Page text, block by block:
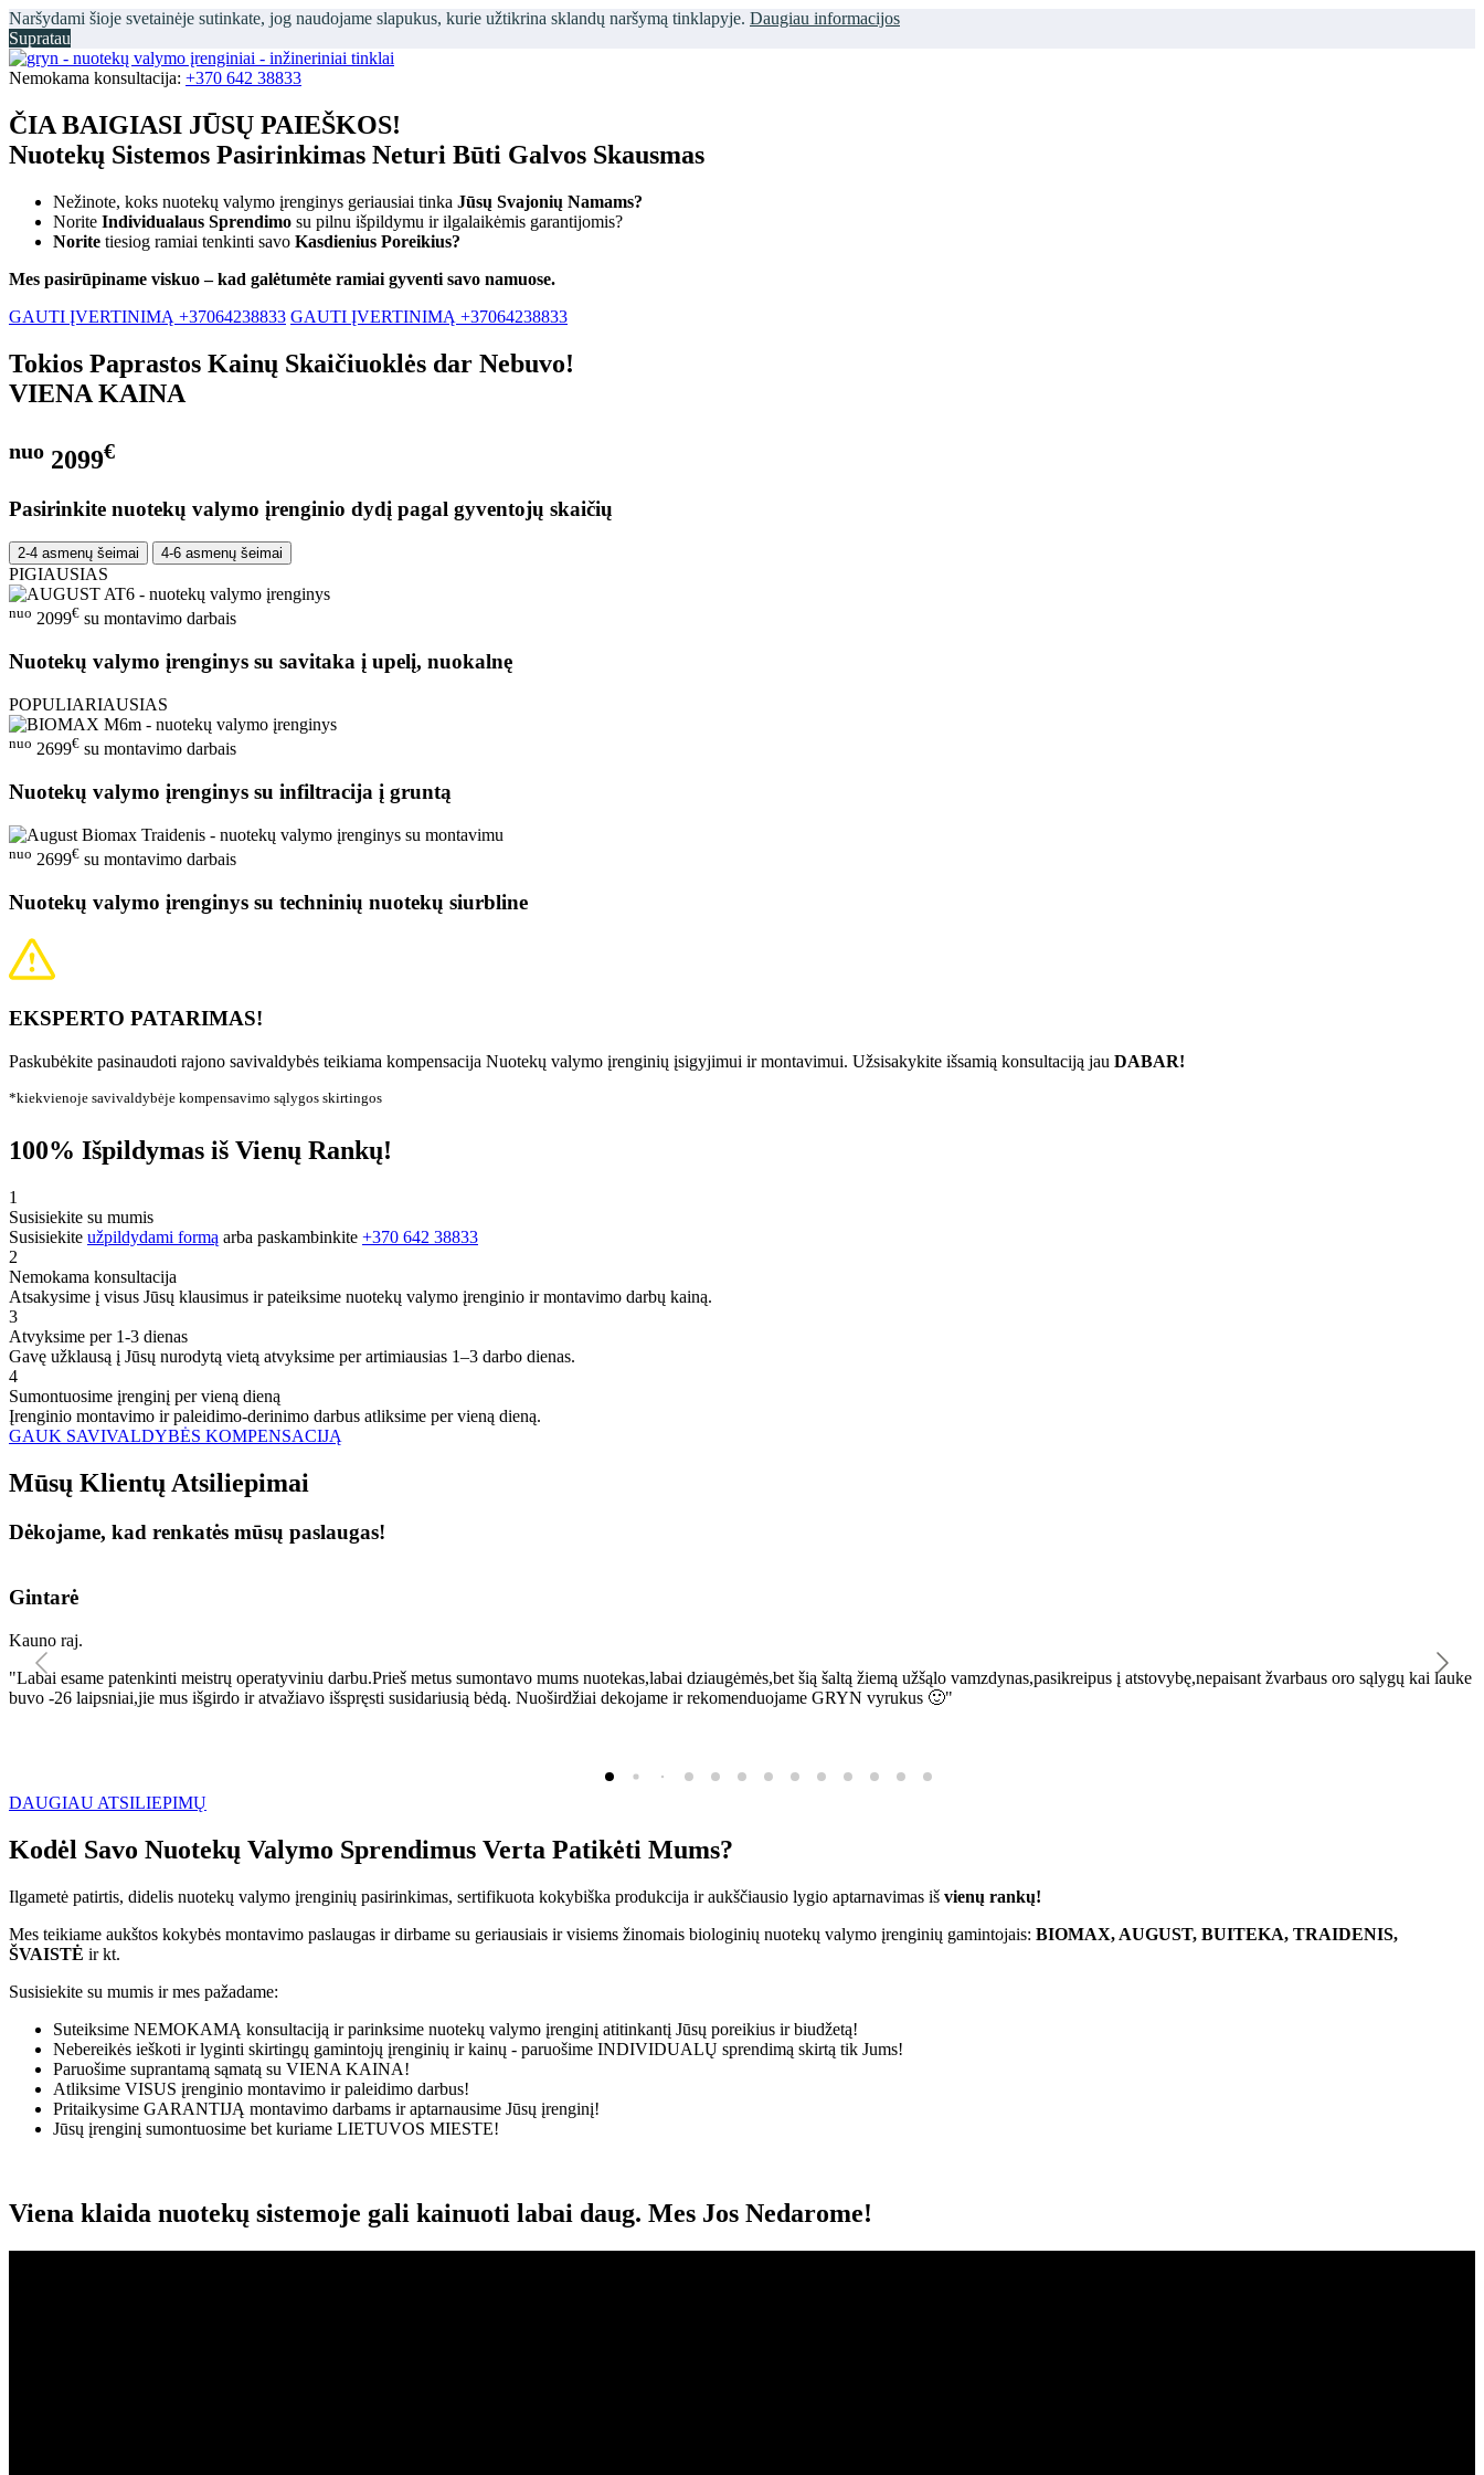
Naršydami šioje svetainėje sutinkate, jog naudojame slapukus, kurie užtikrina sklandų naršymą tinklapyje. Daugiau informacijos
Supratau
Nemokama konsultacija: +370 642 38833
ČIA BAIGIASI JŪSŲ PAIEŠKOS!
Nuotekų Sistemos Pasirinkimas Neturi Būti Galvos Skausmas
Nežinote, koks nuotekų valymo įrenginys geriausiai tinka Jūsų Svajonių Namams?
Norite Individualaus Sprendimo su pilnu išpildymu ir ilgalaikėmis garantijomis?
Norite tiesiog ramiai tenkinti savo Kasdienius Poreikius?
Mes pasirūpiname viskuo – kad galėtumėte ramiai gyventi savo namuose.
GAUTI ĮVERTINIMĄ +37064238833 GAUTI ĮVERTINIMĄ +37064238833
Tokios Paprastos Kainų Skaičiuoklės dar Nebuvo!
VIENA KAINA
nuo 2099€
Pasirinkite nuotekų valymo įrenginio dydį pagal gyventojų skaičių
2-4 asmenų šeimai 4-6 asmenų šeimai
PIGIAUSIAS
nuo 2099€ su montavimo darbais
Nuotekų valymo įrenginys su savitaka į upelį, nuokalnę
POPULIARIAUSIAS
nuo 2699€ su montavimo darbais
Nuotekų valymo įrenginys su infiltracija į gruntą
nuo 2699€ su montavimo darbais
Nuotekų valymo įrenginys su techninių nuotekų siurbline
EKSPERTO PATARIMAS!
Paskubėkite pasinaudoti rajono savivaldybės teikiama kompensacija Nuotekų valymo įrenginių įsigyjimui ir montavimui. Užsisakykite išsamią konsultaciją jau DABAR!
*kiekvienoje savivaldybėje kompensavimo sąlygos skirtingos
100% Išpildymas iš Vienų Rankų!
1
Susisiekite su mumis
Susisiekite užpildydami formą arba paskambinkite +370 642 38833
2
Nemokama konsultacija
Atsakysime į visus Jūsų klausimus ir pateiksime nuotekų valymo įrenginio ir montavimo darbų kainą.
3
Atvyksime per 1-3 dienas
Gavę užklausą į Jūsų nurodytą vietą atvyksime per artimiausias 1–3 darbo dienas.
4
Sumontuosime įrenginį per vieną dieną
Įrenginio montavimo ir paleidimo-derinimo darbus atliksime per vieną dieną.
GAUK SAVIVALDYBĖS KOMPENSACIJĄ
Mūsų Klientų Atsiliepimai
Dėkojame, kad renkatės mūsų paslaugas!
Gintarė
Kauno raj.
"Labai esame patenkinti meistrų operatyviniu darbu.Prieš metus sumontavo mums nuotekas,labai dziaugėmės,bet šią šaltą žiemą užšąlo vamzdynas,pasikreipus į atstovybę,nepaisant žvarbaus oro sąlygų kai lauke
buvo -26 laipsniai,jie mus išgirdo ir atvažiavo išspręsti susidariusią bėdą. Nuoširdžiai dekojame ir rekomenduojame GRYN vyrukus 🙂"
DAUGIAU ATSILIEPIMŲ
Kodėl Savo Nuotekų Valymo Sprendimus Verta Patikėti Mums?
Ilgametė patirtis, didelis nuotekų valymo įrenginių pasirinkimas, sertifikuota kokybiška produkcija ir aukščiausio lygio aptarnavimas iš vienų rankų!
Mes teikiame aukštos kokybės montavimo paslaugas ir dirbame su geriausiais ir visiems žinomais biologinių nuotekų valymo įrenginių gamintojais: BIOMAX, AUGUST, BUITEKA, TRAIDENIS,
ŠVAISTĖ ir kt.
Susisiekite su mumis ir mes pažadame:
Suteiksime NEMOKAMĄ konsultaciją ir parinksime nuotekų valymo įrenginį atitinkantį Jūsų poreikius ir biudžetą!
Nebereikės ieškoti ir lyginti skirtingų gamintojų įrenginių ir kainų - paruošime INDIVIDUALŲ sprendimą skirtą tik Jums!
Paruošime suprantamą sąmatą su VIENA KAINA!
Atliksime VISUS įrenginio montavimo ir paleidimo darbus!
Pritaikysime GARANTIJĄ montavimo darbams ir aptarnausime Jūsų įrenginį!
Jūsų įrenginį sumontuosime bet kuriame LIETUVOS MIESTE!
Viena klaida nuotekų sistemoje gali kainuoti labai daug. Mes Jos Nedarome!